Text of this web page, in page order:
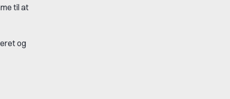
til at
og